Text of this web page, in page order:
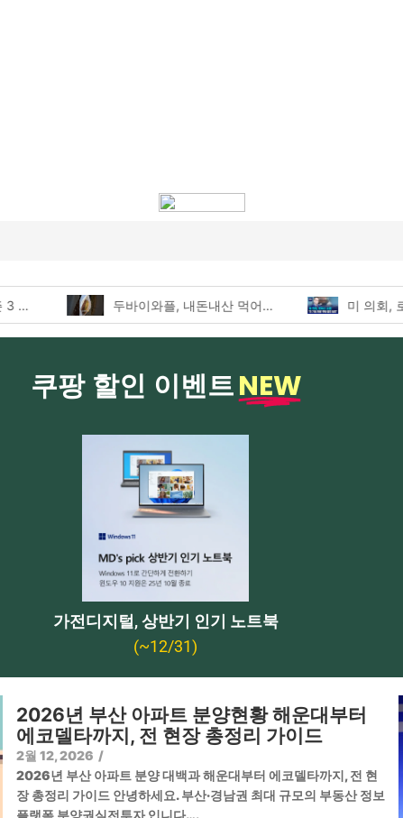
두바이와플, 내돈내산 먹어본 찐후기!
쿠팡 할인 이벤트 NEW
가전디지털, 상반기 인기 노트북
(~12/31)
2026년 부산 아파트 분양현황 해운대부터
에코델타까지, 전 현장 총정리 가이드
2월 12, 2026 /
2026년 부산 아파트 분양 대백과 해운대부터 에코델타까지, 전 현
장 총정리 가이드 안녕하세요. 부산·경남권 최대 규모의 부동산 정보